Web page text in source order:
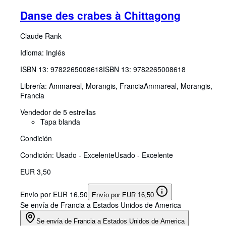
Danse des crabes à Chittagong
Claude Rank
Idioma: Inglés
ISBN 13: 9782265008618ISBN 13: 9782265008618
Librería: Ammareal, Morangis, FranciaAmmareal, Morangis,
Francia
Vendedor de 5 estrellas
Tapa blanda
Condición
Condición: Usado - ExcelenteUsado - Excelente
EUR 3,50
Envío por EUR 16,50 Envío por EUR 16,50
Se envía de Francia a Estados Unidos de America
Se envía de Francia a Estados Unidos de America